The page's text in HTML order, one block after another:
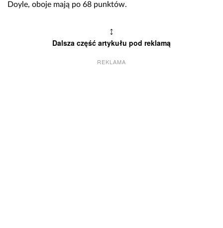
Doyle, oboje mają po 68 punktów.
↕
Dalsza część artykułu pod reklamą
REKLAMA